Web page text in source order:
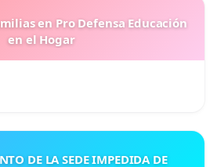
en Pro Defensa Educación
en el Hogar
DE LA SEDE IMPEDIDA DE